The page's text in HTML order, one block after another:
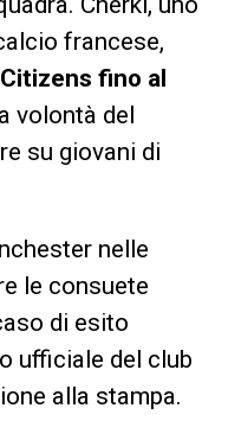
francese,
Citizens fino al
volontà del
su giovani di
nelle
le consuete
di esito
ufficiale del club
alla stampa.